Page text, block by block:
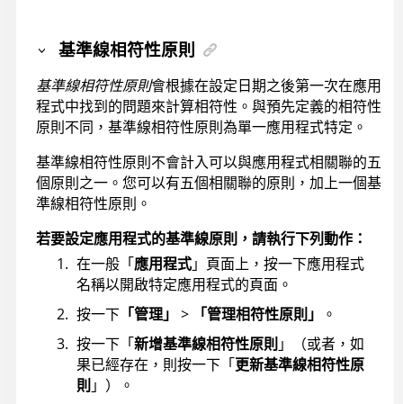
基準線相符性原則
基準線相符性原則會根據在設定日期之後第一次在應用
程式中找到的問題來計算相符性。與預先定義的相符性
原則不同，基準線相符性原則為單一應用程式特定。
基準線相符性原則不會計入可以與應用程式相關聯的五
個原則之一。您可以有五個相關聯的原則，加上一個基
準線相符性原則。
若要設定應用程式的基準線原則，請執行下列動作：
在一般「應用程式」頁面上，按一下應用程式
名稱以開啟特定應用程式的頁面。
按一下 「管理」 > 「管理相符性原則」
。
按一下「新增基準線相符性原則 」（或者，如
果已經存在，則按一下「更新基準線相符性原
則 」）。